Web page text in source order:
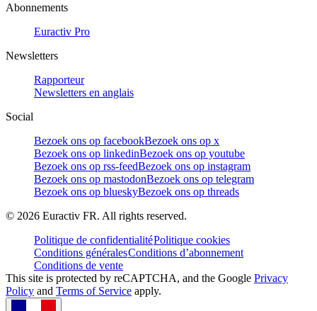
Abonnements
Euractiv Pro
Newsletters
Rapporteur
Newsletters en anglais
Social
Bezoek ons op facebookBezoek ons op x
Bezoek ons op linkedinBezoek ons op youtube
Bezoek ons op rss-feedBezoek ons op instagram
Bezoek ons op mastodonBezoek ons op telegram
Bezoek ons op blueskyBezoek ons op threads
© 2026 Euractiv FR. All rights reserved.
Politique de confidentialitéPolitique cookies
Conditions généralesConditions d’abonnement
Conditions de vente
This site is protected by reCAPTCHA, and the Google Privacy
Policy and Terms of Service apply.